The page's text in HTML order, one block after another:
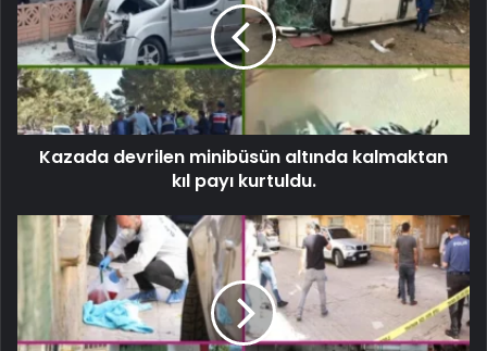
Kazada devrilen minibüsün altında kalmaktan
kıl payı kurtuldu.